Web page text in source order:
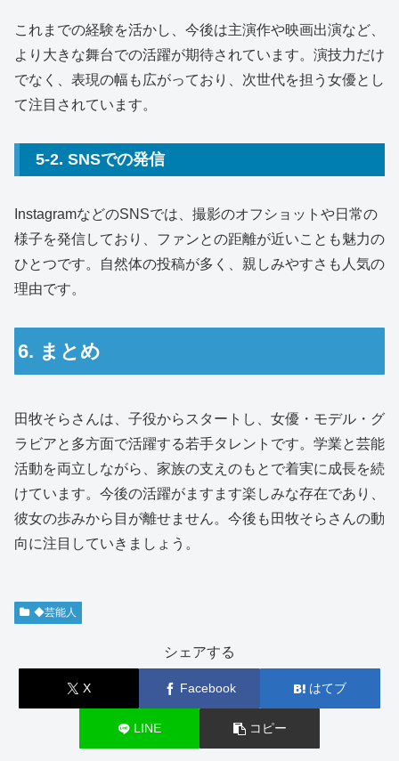
これまでの経験を活かし、今後は主演作や映画出演など、
より大きな舞台での活躍が期待されています。演技力だけ
でなく、表現の幅も広がっており、次世代を担う女優とし
て注目されています。
5-2. SNSでの発信
InstagramなどのSNSでは、撮影のオフショットや日常の
様子を発信しており、ファンとの距離が近いことも魅力の
ひとつです。自然体の投稿が多く、親しみやすさも人気の
理由です。
6. まとめ
田牧そらさんは、子役からスタートし、女優・モデル・グ
ラビアと多方面で活躍する若手タレントです。学業と芸能
活動を両立しながら、家族の支えのもとで着実に成長を続
けています。今後の活躍がますます楽しみな存在であり、
彼女の歩みから目が離せません。今後も田牧そらさんの動
向に注目していきましょう。
◆芸能人
シェアする
X Facebook はてブ
LINE コピー